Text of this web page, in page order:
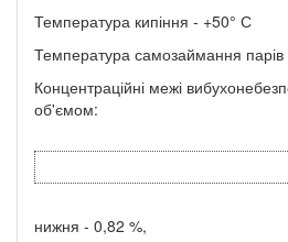
Температура кипіння - +50° С
Температура самозаймання парів
Концентраційні межі
об'ємом:
нижня - 0,82 %,